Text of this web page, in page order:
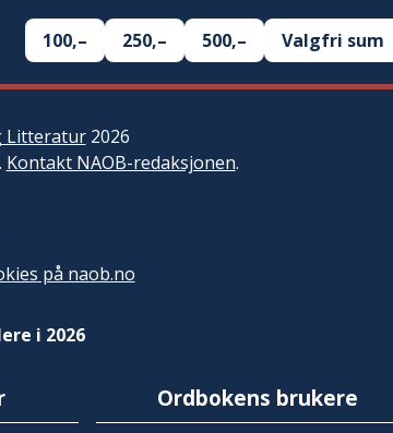
100,– 250,– 500,– Valgfri sum
Litteratur2026
Kontakt NAOB-redaksjonen.
på naob.no
i 2026
Ordbokens brukere